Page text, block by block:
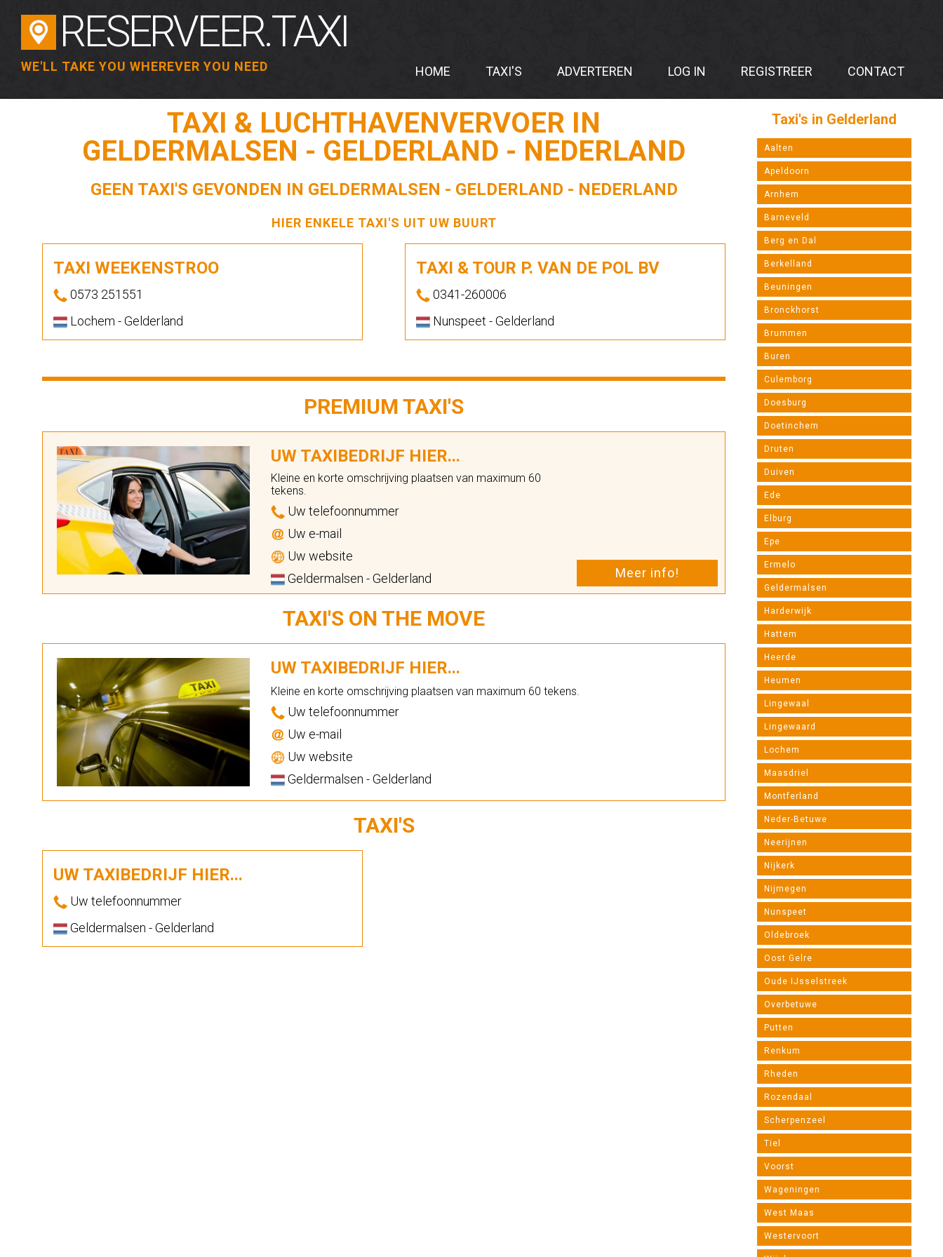
RESERVEER.TAXI
WE'LL TAKE YOU WHEREVER YOU NEED HOME TAXI'S ADVERTEREN LOG IN REGISTREER CONTACT
TAXI & LUCHTHAVENVERVOER IN
GELDERMALSEN - GELDERLAND - NEDERLAND
GEEN TAXI'S GEVONDEN IN GELDERMALSEN - GELDERLAND - NEDERLAND
HIER ENKELE TAXI'S UIT UW BUURT
TAXI WEEKENSTROO
0573 251551
Lochem - Gelderland
TAXI & TOUR P. VAN DE POL BV
0341-260006
Nunspeet - Gelderland
PREMIUM TAXI'S
UW TAXIBEDRIJF HIER...
Kleine en korte omschrijving plaatsen van maximum 60
tekens.
Uw telefoonnummer
Uw e-mail
Uw website
Geldermalsen - Gelderland
Meer info!
TAXI'S ON THE MOVE
UW TAXIBEDRIJF HIER...
Kleine en korte omschrijving plaatsen van maximum 60 tekens.
Uw telefoonnummer
Uw e-mail
Uw website
Geldermalsen - Gelderland
TAXI'S
UW TAXIBEDRIJF HIER...
Uw telefoonnummer
Geldermalsen - Gelderland
Taxi's in Gelderland
Aalten
Apeldoorn
Arnhem
Barneveld
Berg en Dal
Berkelland
Beuningen
Bronckhorst
Brummen
Buren
Culemborg
Doesburg
Doetinchem
Druten
Duiven
Ede
Elburg
Epe
Ermelo
Geldermalsen
Harderwijk
Hattem
Heerde
Heumen
Lingewaal
Lingewaard
Lochem
Maasdriel
Montferland
Neder-Betuwe
Neerijnen
Nijkerk
Nijmegen
Nunspeet
Oldebroek
Oost Gelre
Oude IJsselstreek
Overbetuwe
Putten
Renkum
Rheden
Rozendaal
Scherpenzeel
Tiel
Voorst
Wageningen
West Maas
Westervoort